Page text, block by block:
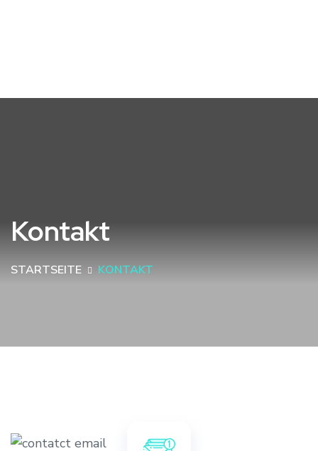
Kontakt
STARTSEITE KONTAKT